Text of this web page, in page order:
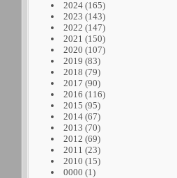
2024(165)
2023 (143)
2022 (147)
2021 (150)
2020 (107)
2019 (83)
2018 (79)
2017 (90)
2016 (116)
2015 (95)
2014(67)
2013 (70)
2012 (69)
2011 (23)
2010 (15)
0000 (1)